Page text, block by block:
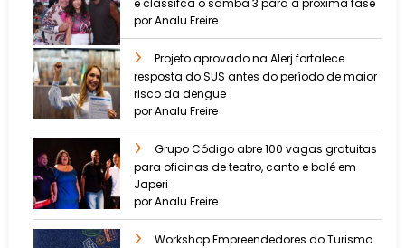
por Analu Freire
Projeto aprovado na Alerj fortalece
resposta do SUS antes do período de maior
risco da dengue
por Analu Freire
Grupo Código abre 100 vagas gratuitas
para oficinas de teatro, canto e balé em
Japeri
por Analu Freire
Workshop Empreendedores do Turismo